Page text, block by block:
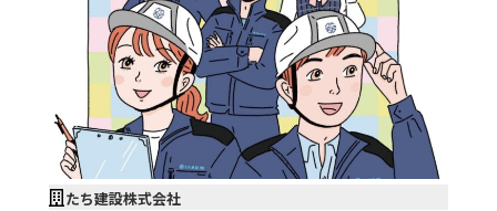
たち建設株式会社